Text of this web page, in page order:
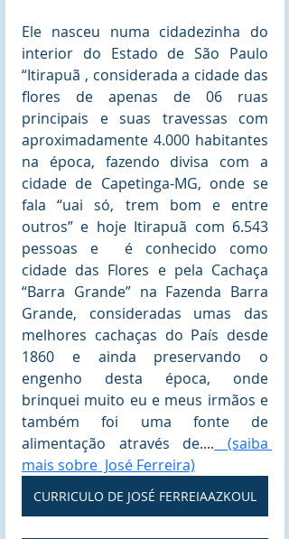
Ele nasceu numa cidadezinha do
interior do Estado de São Paulo
“Itirapuã , considerada a cidade das
flores de apenas de 06 ruas
principais e suas travessas com
aproximadamente 4.000 habitantes
na época, fazendo divisa com a
cidade de Capetinga-MG, onde se
fala “uai só, trem bom e entre
outros” e hoje Itirapuã com 6.543
pessoas e  é conhecido como
cidade das Flores e pela Cachaça
“Barra Grande” na Fazenda Barra
Grande, consideradas umas das
melhores cachaças do País desde
1860 e ainda preservando o
engenho desta época, onde
brinquei muito eu e meus irmãos e
também foi uma fonte de
alimentação através de.... (saiba
mais sobre  José Ferreira)
CURRICULO DE JOSÉ FERREIAAZKOUL